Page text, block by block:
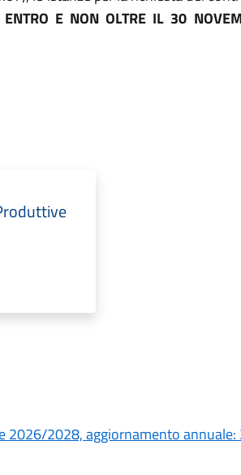
ENTRO E NON OLTRE IL 30
2026/2028, aggiornamento